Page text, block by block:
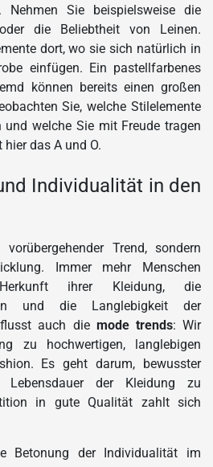
Nehmen Sie beispielsweise die
die Beliebtheit von Leinen.
dort, wo sie sich natürlich in
einfügen. Ein pastellfarbenes
können bereits einen großen
Sie, welche Stilelemente
welche Sie mit Freude tragen
das A und O.
Individualität in den
Trend, sondern
Immer mehr Menschen
ihrer Kleidung, die
und die Langlebigkeit der
auch die mode trends: Wir
zu hochwertigen, langlebigen
Es geht darum, bewusster
der Kleidung zu
in gute Qualität zahlt sich
Betonung der Individualität im